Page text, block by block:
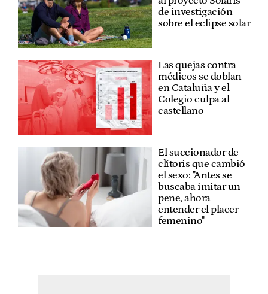
de investigación
sobre el eclipse solar
Las quejas contra
médicos se doblan
en Cataluña y el
Colegio culpa al
castellano
El succionador de
clítoris que cambió
el sexo: "Antes se
buscaba imitar un
pene, ahora
entender el placer
femenino"